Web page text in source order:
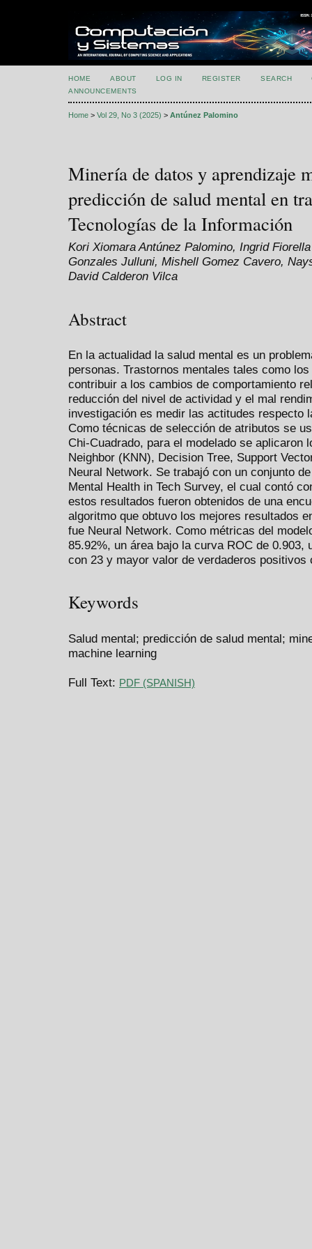
HOME ABOUT LOG IN REGISTER SEARCH
ANNOUNCEMENTS
Home > Vol 29, No 3 (2025) > Antúnez Palomino
Minería de datos y aprendizaje
predicción de salud mental en
Tecnologías de la Información
Kori Xiomara Antúnez Palomino, Ingrid
Gonzales Julluni, Mishell Gomez Cavero,
David Calderon Vilca
Abstract
En la actualidad la salud mental es un
personas. Trastornos mentales tales como
contribuir a los cambios de comportamiento
reducción del nivel de actividad y el mal
investigación es medir las actitudes respecto
Como técnicas de selección de atributos se
Chi-Cuadrado, para el modelado se aplicaron
Neighbor (KNN), Decision Tree, Support
Neural Network. Se trabajó con un conjunto
Mental Health in Tech Survey, el cual contó
estos resultados fueron obtenidos de una
algoritmo que obtuvo los mejores resultados
fue Neural Network. Como métricas del
85.92%, un área bajo la curva ROC de
con 23 y mayor valor de verdaderos
Keywords
Salud mental; predicción de salud mental;
machine learning
Full Text: PDF (SPANISH)